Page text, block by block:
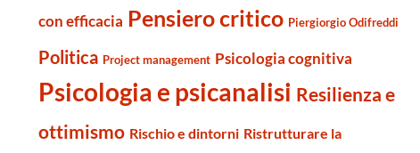
con efficacia Pensiero critico Piergiorgio Odifreddi
Politica Project management Psicologia cognitiva
Psicologia e psicanalisi Resilienza e
ottimismo Rischio e dintorni Ristrutturare la